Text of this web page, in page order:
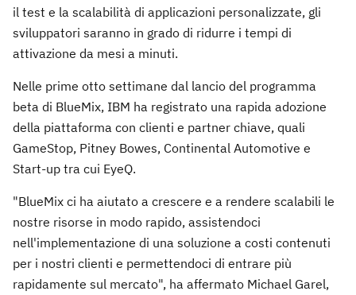
il test e la scalabilità di applicazioni personalizzate, gli
sviluppatori saranno in grado di ridurre i tempi di
attivazione da mesi a minuti.
Nelle prime otto settimane dal lancio del programma
beta di BlueMix, IBM ha registrato una rapida adozione
della piattaforma con clienti e partner chiave, quali
GameStop, Pitney Bowes, Continental Automotive e
Start-up tra cui EyeQ.
"BlueMix ci ha aiutato a crescere e a rendere scalabili le
nostre risorse in modo rapido, assistendoci
nell'implementazione di una soluzione a costi contenuti
per i nostri clienti e permettendoci di entrare più
rapidamente sul mercato", ha affermato Michael Garel,